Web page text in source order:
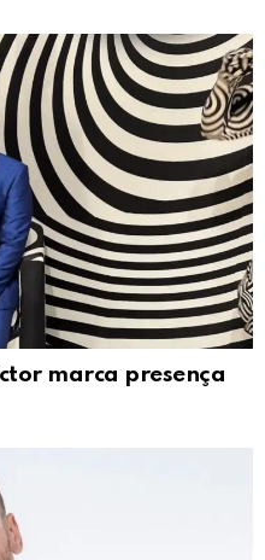
marca presença